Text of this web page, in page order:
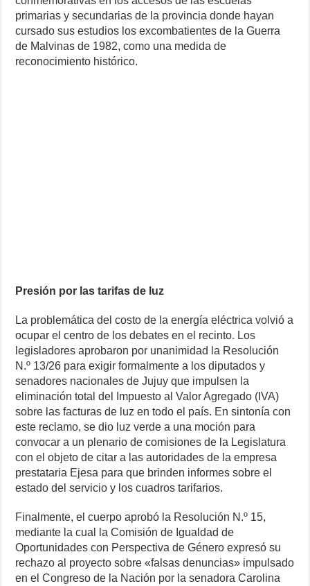
primarias y secundarias de la provincia donde hayan
cursado sus estudios los excombatientes de la Guerra
de Malvinas de 1982, como una medida de
reconocimiento histórico.
Presión por las tarifas de luz
La problemática del costo de la energía eléctrica volvió a
ocupar el centro de los debates en el recinto. Los
legisladores aprobaron por unanimidad la Resolución
N.º 13/26 para exigir formalmente a los diputados y
senadores nacionales de Jujuy que impulsen la
eliminación total del Impuesto al Valor Agregado (IVA)
sobre las facturas de luz en todo el país. En sintonía con
este reclamo, se dio luz verde a una moción para
convocar a un plenario de comisiones de la Legislatura
con el objeto de citar a las autoridades de la empresa
prestataria Ejesa para que brinden informes sobre el
estado del servicio y los cuadros tarifarios.
Finalmente, el cuerpo aprobó la Resolución N.º 15,
mediante la cual la Comisión de Igualdad de
Oportunidades con Perspectiva de Género expresó su
rechazo al proyecto sobre «falsas denuncias» impulsado
en el Congreso de la Nación por la senadora Carolina